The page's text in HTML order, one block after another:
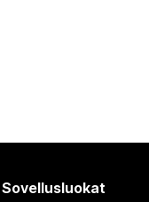
Sovellusluokat